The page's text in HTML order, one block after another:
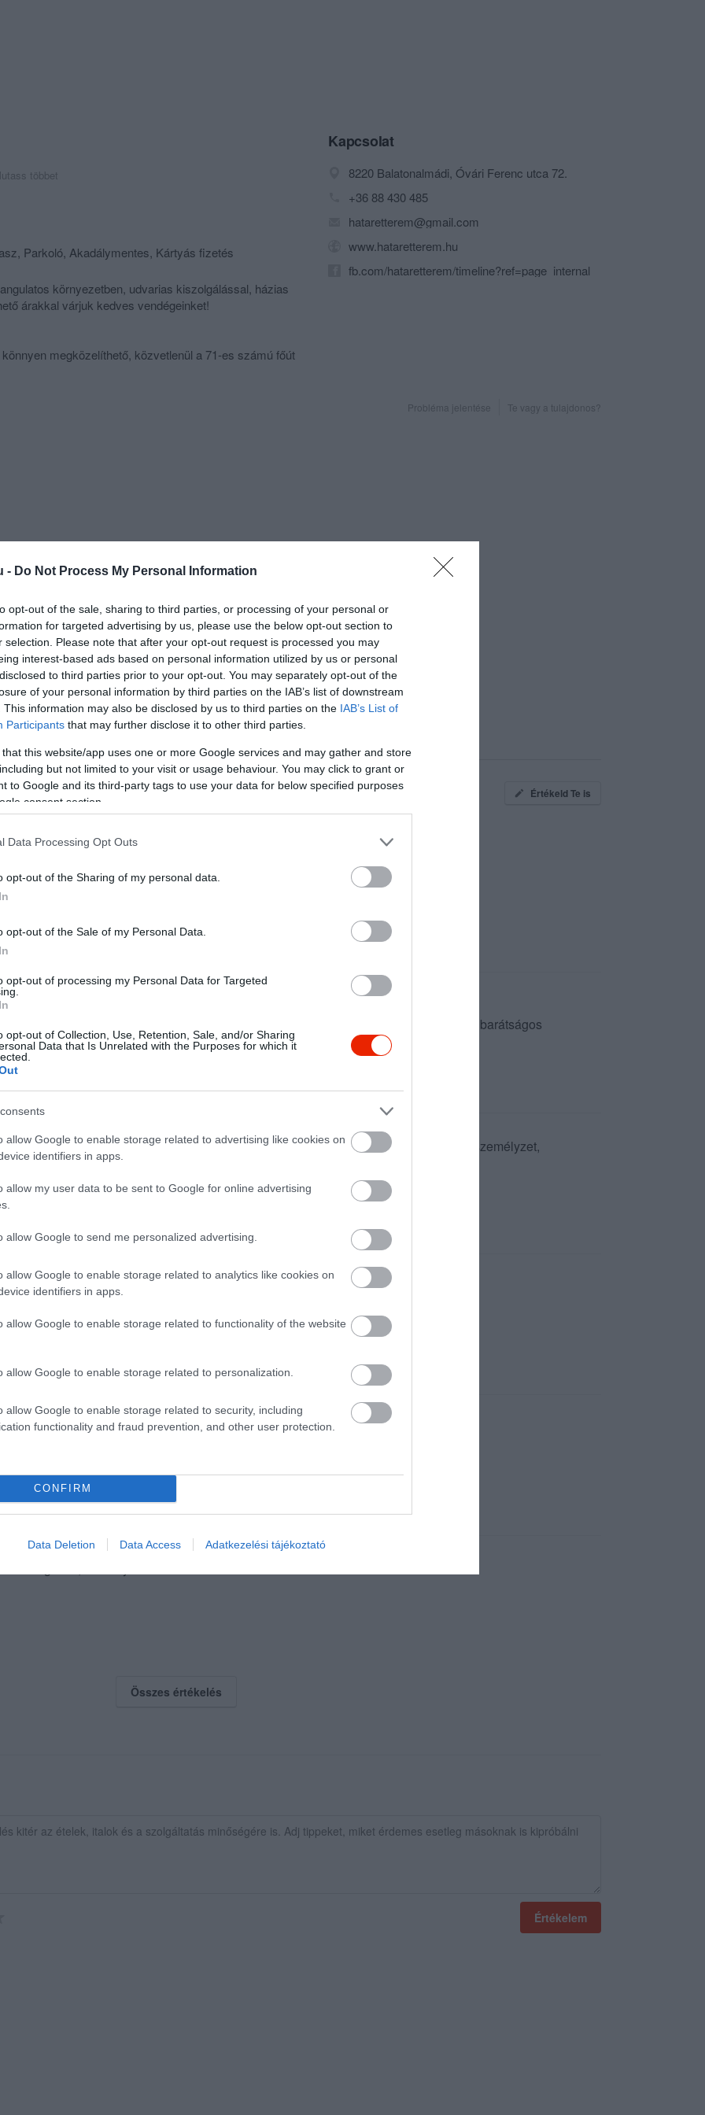
- Do Not Process My Personal Information
opt-out of the sale, sharing to third parties, or processing of your personal or
for targeted advertising by us, please use the below opt-out section to
selection. Please note that after your opt-out request is processed you may
interest-based ads based on personal information utilized by us or personal
to third parties prior to your opt-out. You may separately opt-out of the
of your personal information by third parties on the IAB’s list of downstream
This information may also be disclosed by us to third parties on the IAB’s List of
Participants that may further disclose it to other third parties.
that this website/app uses one or more Google services and may gather and store
but not limited to your visit or usage behaviour. You may click to grant or
to Google and its third-party tags to use your data for below specified purposes
consent section.
Data Processing Opt Outs
opt-out of the Sharing of my personal data.
opt-out of the Sale of my Personal Data.
opt-out of processing my Personal Data for Targeted
opt-out of Collection, Use, Retention, Sale, and/or Sharing
Data that Is Unrelated with the Purposes for which it
allow Google to enable storage related to advertising like cookies on
identifiers in apps.
allow my user data to be sent to Google for online advertising
allow Google to send me personalized advertising.
allow Google to enable storage related to analytics like cookies on
identifiers in apps.
allow Google to enable storage related to functionality of the website
allow Google to enable storage related to personalization.
allow Google to enable storage related to security, including
functionality and fraud prevention, and other user protection.
CONFIRM
Data Deletion Data Access Adatkezelési tájékoztató
többet
Parkoló, Akadálymentes, Kártyás fizetés
környezetben, udvarias kiszolgálással, házias
árakkal várjuk kedves vendégeinket!
megközelíthető, közvetlenül a 71-es számú főút
parkolási lehetőséggel rendelkezik.
Kapcsolat
8220 Balatonalmádi, Óvári Ferenc utca 72.
+36 88 430 485
hataretterem@gmail.com
www.hataretterem.hu
fb.com/hataretterem/timeline?ref=page_internal
Probléma jelentése Te vagy a tulajdonos?
Értékeld Te is
finom ételek, szép tálalásban, friss alapanyagok és harmónikus ízek, ehhez párosul a barátságos
szuper volt, köszönjük!
Almádiban, ha itt laknánk biztos ez lenne a törzshelyünk, otthonos hely, barátságos személyzet,
irányban! Csak így tovább!
gusztusos tálalás.
Összes értékelés
Értékelem